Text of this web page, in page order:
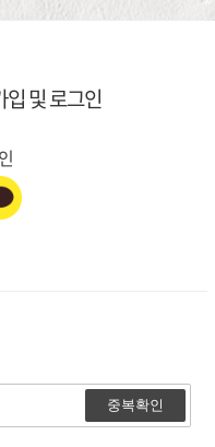
및 로그인
중복확인